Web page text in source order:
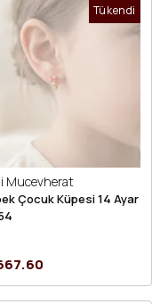
Tükendi
Mucevherat
Çocuk Küpesi 14 Ayar